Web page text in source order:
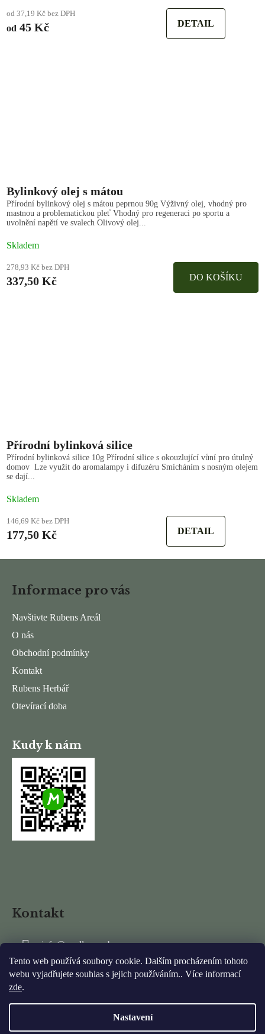
Tento web používá soubory cookie. Dalším procházením tohoto
webu vyjadřujete souhlas s jejich používáním.. Více informací
zde.
Nastavení
od 37,19 Kč bez DPH
od 45 Kč DETAIL
Bylinkový olej s mátou
Přírodní bylinkový olej s mátou peprnou 90g Výživný olej, vhodný pro
mastnou a problematickou pleť Vhodný pro regeneraci po sportu a
uvolnění napětí ve svalech Olivový olej...
Skladem
278,93 Kč bez DPH
337,50 Kč DO KOŠÍKU
Přírodní bylinková silice
Přírodní bylinková silice 10g Přírodní silice s okouzlující vůní pro útulný
domov Lze využít do aromalampy i difuzéru Smícháním s nosným olejem
se dají...
Skladem
146,69 Kč bez DPH
177,50 Kč DETAIL
Informace pro vás
Navštivte Rubens Areál
O nás
Obchodní podmínky
Kontakt
Rubens Herbář
Otevírací doba
Kudy k nám
Kontakt
info@mydlarnarubens.cz
+420 737 337 011